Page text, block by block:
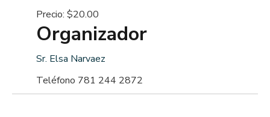
Precio: $20.00
Organizador
Sr. Elsa Narvaez
Teléfono 781 244 2872